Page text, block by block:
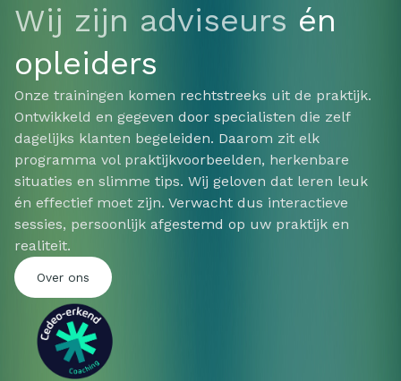
Wij zijn adviseurs én
opleiders
Onze trainingen komen rechtstreeks uit de praktijk.
Ontwikkeld en gegeven door specialisten die zelf
dagelijks klanten begeleiden. Daarom zit elk
programma vol praktijkvoorbeelden, herkenbare
situaties en slimme tips. Wij geloven dat leren leuk
én effectief moet zijn. Verwacht dus interactieve
sessies, persoonlijk afgestemd op uw praktijk en
realiteit.
Over ons